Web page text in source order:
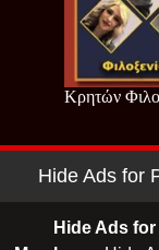
Κρητών
Copyright © 2026 -
Hide Ads for
Hide Ads